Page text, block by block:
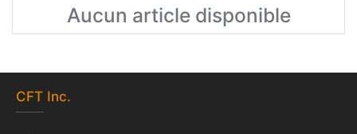
Aucun article disponible
CFT Inc.